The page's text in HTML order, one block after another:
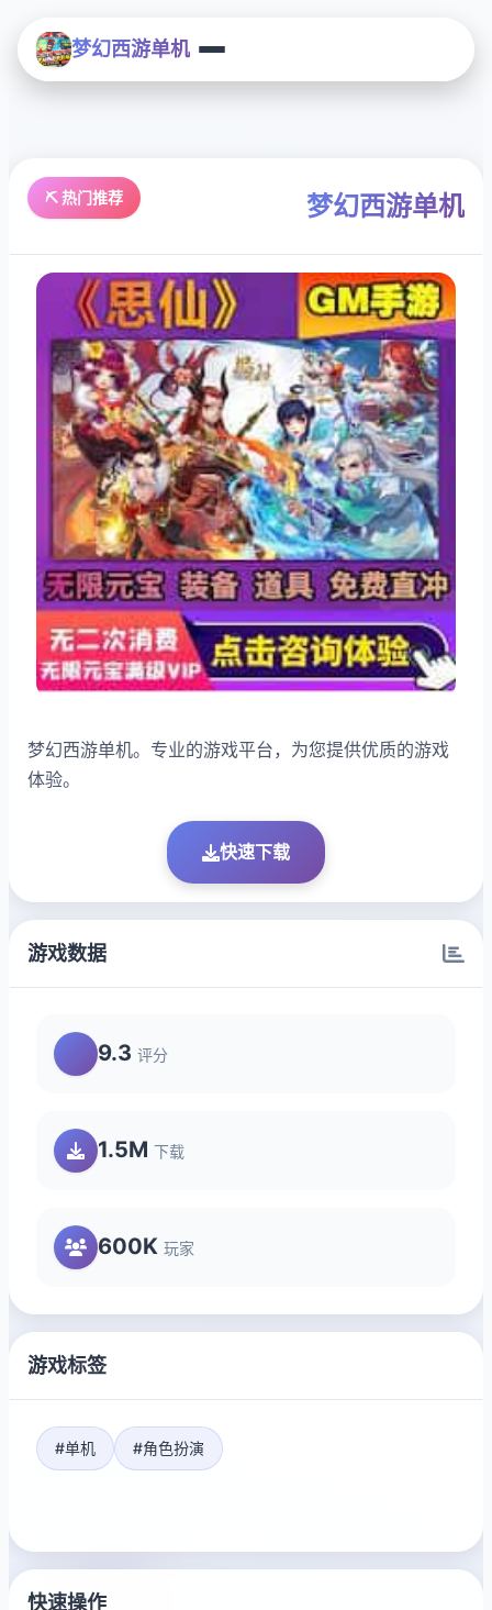
梦幻西游单机
⛏️ 热门推荐 梦幻西游单机
梦幻西游单机。专业的游戏平台，为您提供优质的游戏
体验。
快速下载
游戏数据
9.3 评分
1.5M 下载
600K 玩家
游戏标签
#单机 #角色扮演
快速操作